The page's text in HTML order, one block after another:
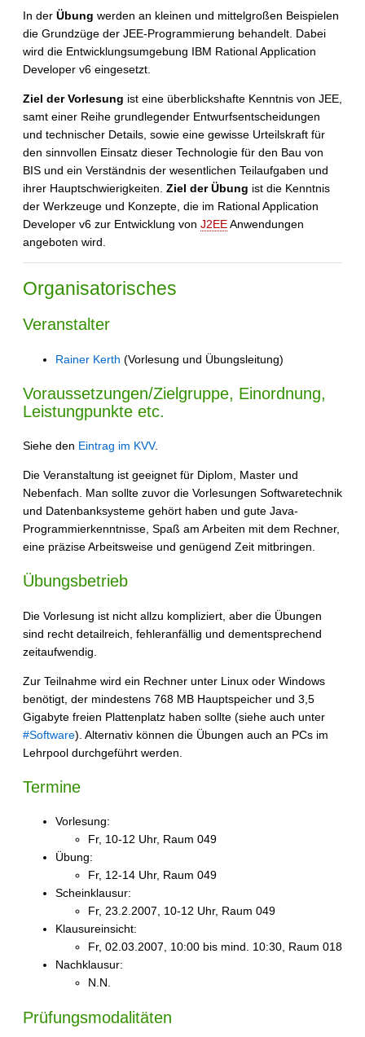
In der Übung werden an kleinen und mittelgroßen Beispielen
die Grundzüge der JEE-Programmierung behandelt. Dabei
wird die Entwicklungsumgebung IBM Rational Application
Developer v6 eingesetzt.
Ziel der Vorlesung ist eine überblickshafte Kenntnis von JEE,
samt einer Reihe grundlegender Entwurfsentscheidungen
und technischer Details, sowie eine gewisse Urteilskraft für
den sinnvollen Einsatz dieser Technologie für den Bau von
BIS und ein Verständnis der wesentlichen Teilaufgaben und
ihrer Hauptschwierigkeiten. Ziel der Übung ist die Kenntnis
der Werkzeuge und Konzepte, die im Rational Application
Developer v6 zur Entwicklung von J2EEAnwendungen
angeboten wird.
Organisatorisches
Veranstalter
Rainer Kerth (Vorlesung und Übungsleitung)
Voraussetzungen/Zielgruppe, Einordnung,
Leistungpunkte etc.
Siehe den Eintrag im KVV.
Die Veranstaltung ist geeignet für Diplom, Master und
Nebenfach. Man sollte zuvor die Vorlesungen Softwaretechnik
und Datenbanksysteme gehört haben und gute Java-
Programmierkenntnisse, Spaß am Arbeiten mit dem Rechner,
eine präzise Arbeitsweise und genügend Zeit mitbringen.
Übungsbetrieb
Die Vorlesung ist nicht allzu kompliziert, aber die Übungen
sind recht detailreich, fehleranfällig und dementsprechend
zeitaufwendig.
Zur Teilnahme wird ein Rechner unter Linux oder Windows
benötigt, der mindestens 768 MB Hauptspeicher und 3,5
Gigabyte freien Plattenplatz haben sollte (siehe auch unter
#Software). Alternativ können die Übungen auch an PCs im
Lehrpool durchgeführt werden.
Termine
Vorlesung:
Fr, 10-12 Uhr, Raum 049
Übung:
Fr, 12-14 Uhr, Raum 049
Scheinklausur:
Fr, 23.2.2007, 10-12 Uhr, Raum 049
Klausureinsicht:
Fr, 02.03.2007, 10:00 bis mind. 10:30, Raum 018
Nachklausur:
N.N.
Prüfungsmodalitäten